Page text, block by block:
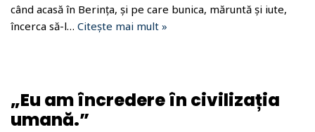
când acasă în Berința, și pe care bunica, măruntă și iute,
încerca să-l… Citește mai mult »
„Eu am încredere în civilizația
umană.”